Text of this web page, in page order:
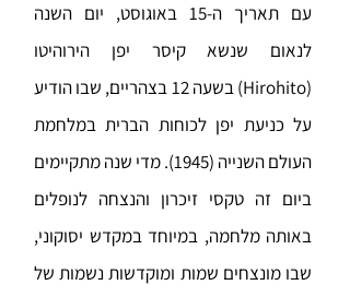
עם תאריך ה-15 באוגוסט, יום השנה
לנאום שנשא קיסר יפן הירוהיטו
(Hirohito) בשעה 12 בצהריים, שבו הודיע
על כניעת יפן לכוחות הברית במלחמת
העולם השנייה (1945). מדי שנה מתקיימים
ביום זה טקסי זיכרון והנצחה לנופלים
באותה מלחמה, במיוחד במקדש יסוקוני,
שבו מונצחים שמות ומוקדשות נשמות של